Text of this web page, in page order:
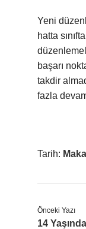
Yeni
hatta
başarı
takdir
fazla
Tarih:
Önceki Yazı
14